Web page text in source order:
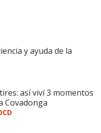
y ayuda de la
así viví 3 momentos
Covadonga